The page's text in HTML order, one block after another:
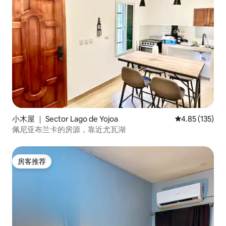
小木屋 ｜ Sector Lago de Yojoa 平均评分 4.85
4.85 (135)
佩尼亚布兰卡的房源，靠近尤瓦湖
房客推荐
房客推荐